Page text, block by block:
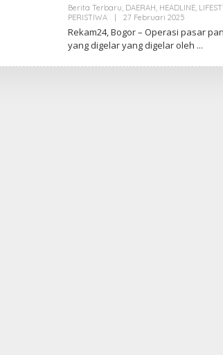
Berita Terbaru DAERAH HEADLINE,
PERISTIWA
| 27 Februari 2025Oleh
Rekam24, Bogor – Operasi pasar
yang digelar yang digelar oleh